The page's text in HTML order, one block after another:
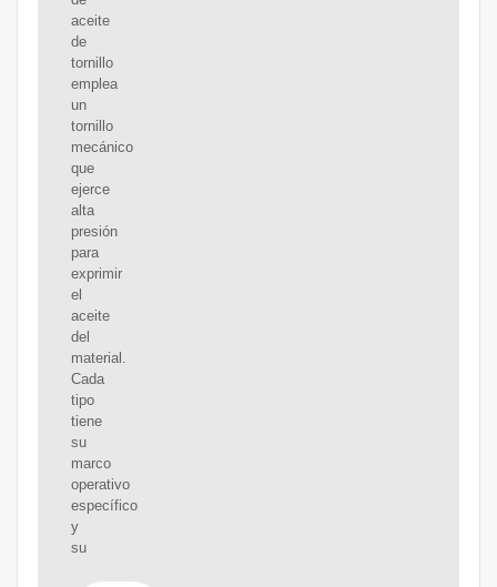
aceite
de
tornillo
emplea
un
tornillo
mecánico
que
ejerce
alta
presión
para
exprimir
el
aceite
del
material.
Cada
tipo
tiene
su
marco
operativo
específico
y
su